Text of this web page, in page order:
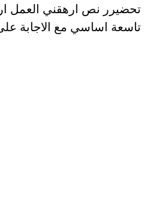
تحضيرر نص ارهقني العمل
تاسعة اساسي مع الاجابة